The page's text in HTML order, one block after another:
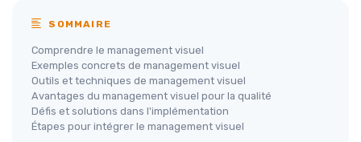
SOMMAIRE
Comprendre le management visuel
Exemples concrets de management visuel
Outils et techniques de management visuel
Avantages du management visuel pour la qualité
Défis et solutions dans l'implémentation
Étapes pour intégrer le management visuel